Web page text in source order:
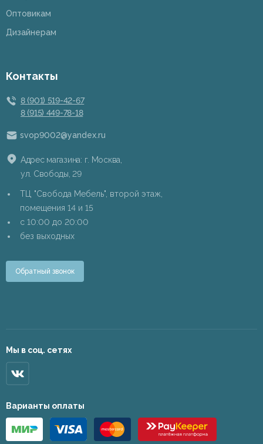
Оптовикам
Дизайнерам
Контакты
8 (901) 519-42-67
8 (915) 449-78-18
svop9002@yandex.ru
Адрес магазина: г. Москва,
ул. Свободы, 29
ТЦ "Свобода Мебель", второй этаж,
помещения 14 и 15
c 10:00 до 20:00
без выходных
Обратный звонок
Мы в соц. сетях
Варианты оплаты